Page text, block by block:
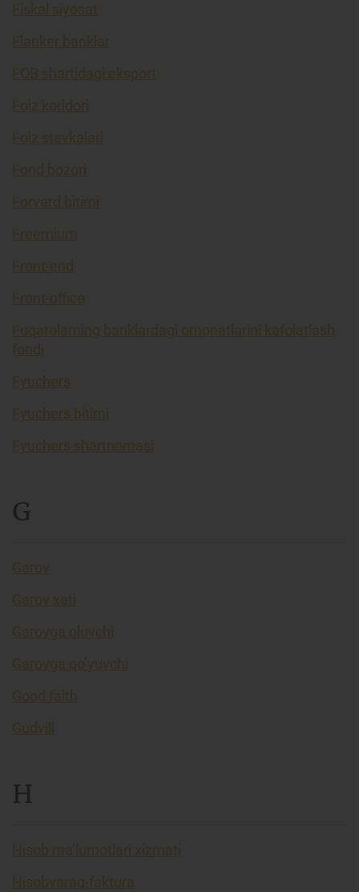
Fiskal siyosat
Flanker banklar
FOB shartidagi eksport
Foiz koridori
Foiz stavkalari
Fond bozori
Forvard bitimi
Freemium
Front-end
Front-office
Fuqarolarning banklardagi omonatlarini kafolatlash
fondi
Fyuchers
Fyuchers bitimi
Fyuchers shartnomasi
G
Garov
Garov xati
Garovga oluvchi
Garovga qo’yuvchi
Good faith
Gudvill
H
Hisob ma’lumotlari xizmati
Hisobvaraq-faktura